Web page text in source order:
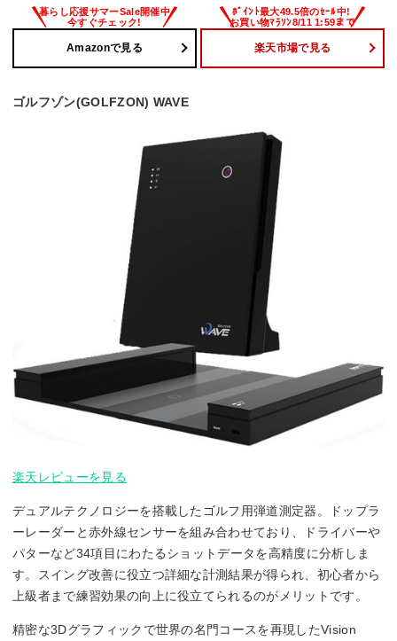
Amazonで見る 楽天市場で見る
ゴルフゾン(GOLFZON) WAVE
楽天レビューを見る
デュアルテクノロジーを搭載したゴルフ用弾道測定器。ドップラ
ーレーダーと赤外線センサーを組み合わせており、ドライバーや
パターなど34項目にわたるショットデータを高精度に分析しま
す。スイング改善に役立つ詳細な計測結果が得られ、初心者から
上級者まで練習効果の向上に役立てられるのがメリットです。
精密な3Dグラフィックで世界の名門コースを再現したVision